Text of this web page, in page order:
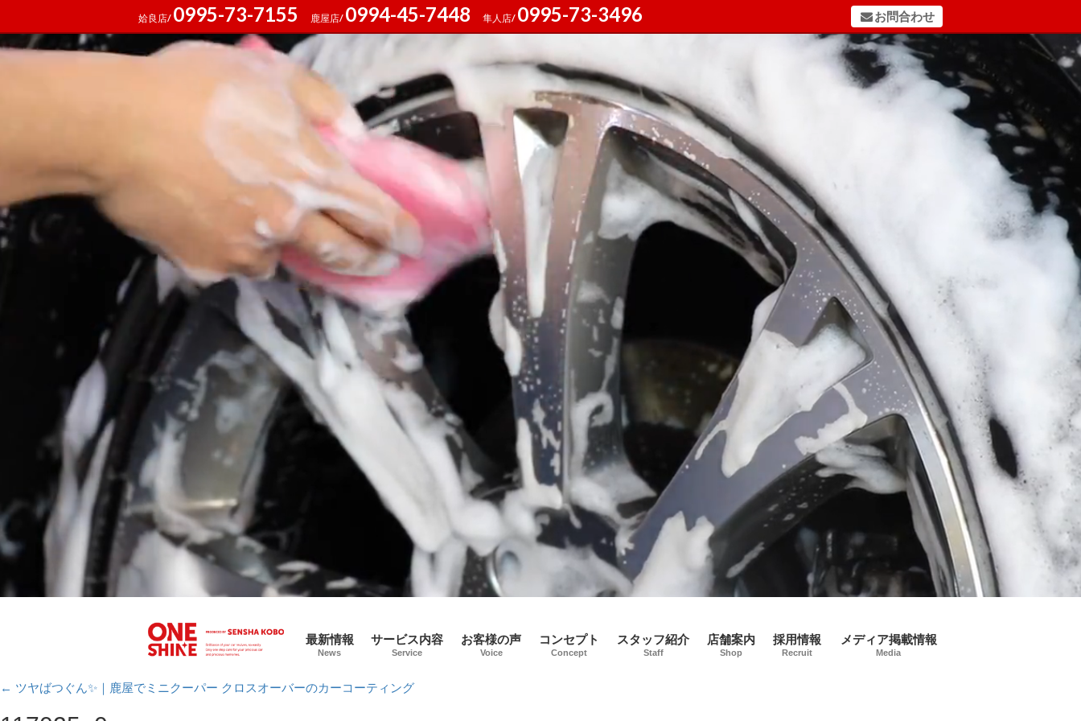
姶良店/ 0995-73-7155 鹿屋店/ 0994-45-7448 隼人店/ 0995-73-3496 お問合わせ
最新情報
News
サービス内容
Service
お客様の声
Voice
コンセプト
Concept
スタッフ紹介
Staff
店舗案内
Shop
採用情報
Recruit
メディア掲載情報
Media
← ツヤばつぐん✨｜鹿屋でミニクーパー クロスオーバーのカーコーティング